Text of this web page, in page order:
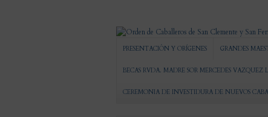
PRESENTACIÓN Y ORÍGENES GRANDES
BECAS RVDA. MADRE SOR MERCEDES VAZQUEZ
CEREMONIA DE INVESTIDURA DE NUEVOS